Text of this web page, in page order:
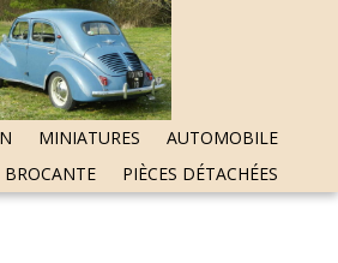
MINIATURES
AUTOMOBILE
BROCANTE PIÈCES DÉTACHÉES